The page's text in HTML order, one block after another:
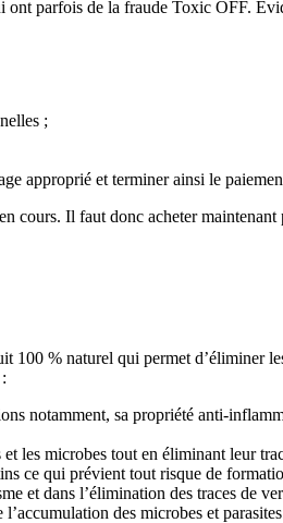
parfois de la fraude Toxic OFF.
;
approprié et terminer ainsi le
cours. Il faut donc acheter
% naturel qui permet d’éliminer
notamment, sa propriété anti-
les microbes tout en éliminant leur
ce qui prévient tout risque de
et dans l’élimination des traces de
des microbes et